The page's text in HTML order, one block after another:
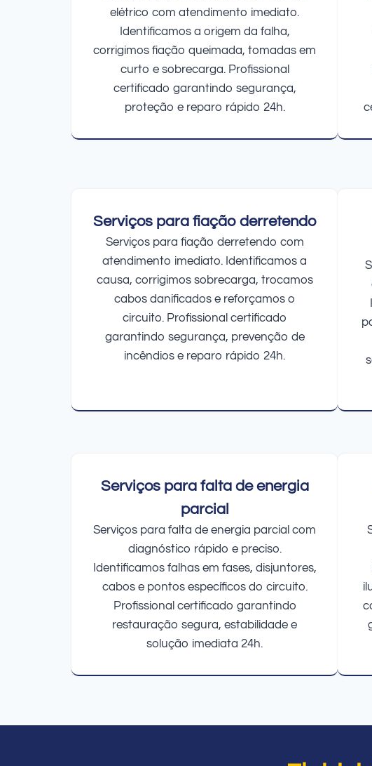
elétrico com atendimento imediato.
Identificamos a origem da falha,
corrigimos fiação queimada, tomadas em
curto e sobrecarga. Profissional
certificado garantindo segurança,
proteção e reparo rápido 24h.
Serviços para fiação derretendo
Serviços para fiação derretendo com
atendimento imediato. Identificamos a
causa, corrigimos sobrecarga, trocamos
cabos danificados e reforçamos o
circuito. Profissional certificado
garantindo segurança, prevenção de
incêndios e reparo rápido 24h.
Serviços para falta de energia
parcial
Serviços para falta de energia parcial com
diagnóstico rápido e preciso.
Identificamos falhas em fases, disjuntores,
cabos e pontos específicos do circuito.
Profissional certificado garantindo
restauração segura, estabilidade e
solução imediata 24h.